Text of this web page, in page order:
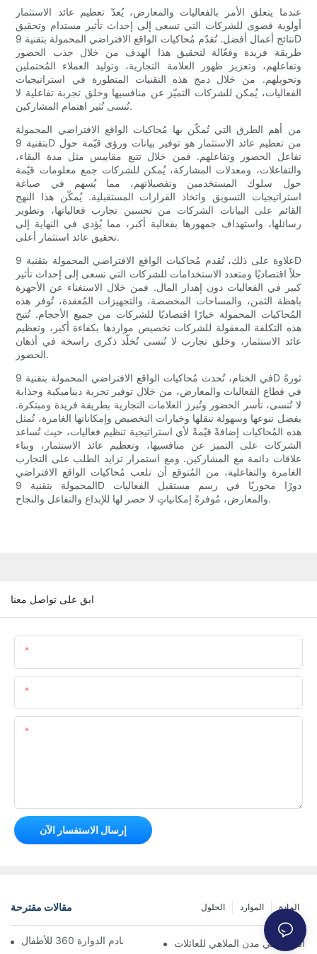
عندما يتعلق الأمر بالفعاليات والمعارض، يُعدّ تعظيم عائد الاستثمار
أولوية قصوى للشركات التي تسعى إلى إحداث تأثير مستدام وتحقيق
نتائج أعمال أفضل. تُقدّم مُحاكيات الواقع الافتراضي المحمولة بتقنية 9D
طريقة فريدة وفعّالة لتحقيق هذا الهدف من خلال جذب الحضور
وتفاعلهم، وتعزيز ظهور العلامة التجارية، وتوليد العملاء المُحتملين
وتحويلهم. من خلال دمج هذه التقنيات المتطورة في استراتيجيات
الفعاليات، يُمكن للشركات التميّز عن منافسيها وخلق تجربة تفاعلية لا
تُنسى تُثير اهتمام المشاركين.
من أهم الطرق التي تُمكّن بها مُحاكيات الواقع الافتراضي المحمولة
بتقنية 9D من تعظيم عائد الاستثمار هو توفير بيانات ورؤى قيّمة حول
تفاعل الحضور وتفاعلهم. فمن خلال تتبع مقاييس مثل مدة البقاء،
والتفاعلات، ومعدلات المشاركة، يُمكن للشركات جمع معلومات قيّمة
حول سلوك المستخدمين وتفضيلاتهم، مما يُسهم في صياغة
استراتيجيات التسويق واتخاذ القرارات المستقبلية. يُمكّن هذا النهج
القائم على البيانات الشركات من تحسين تجارب فعالياتها، وتطوير
رسائلها، واستهداف جمهورها بفعالية أكبر، مما يُؤدي في النهاية إلى
تحقيق عائد استثمار أعلى.
علاوة على ذلك، تُقدم مُحاكيات الواقع الافتراضي المحمولة بتقنية 9D
حلاً اقتصاديًا ومتعدد الاستخدامات للشركات التي تسعى إلى إحداث تأثير
كبير في الفعاليات دون إهدار المال. فمن خلال الاستغناء عن الأجهزة
باهظة الثمن، والمساحات المخصصة، والتجهيزات المُعقدة، تُوفر هذه
المُحاكيات المحمولة خيارًا اقتصاديًا للشركات من جميع الأحجام. تُتيح
هذه التكلفة المعقولة للشركات تخصيص مواردها بكفاءة أكبر، وتعظيم
عائد الاستثمار، وخلق تجارب لا تُنسى تُخلّد ذكرى راسخة في أذهان
الحضور.
في الختام، تُحدث مُحاكيات الواقع الافتراضي المحمولة بتقنية 9D ثورةً
في قطاع الفعاليات والمعارض، من خلال توفير تجربة ديناميكية وجذابة
لا تُنسى، تأسر الحضور وتُبرز العلامات التجارية بطريقة فريدة ومبتكرة.
بفضل تنوعها وسهولة تنقلها وخيارات التخصيص وإمكاناتها الغامرة، تُمثل
هذه المُحاكيات إضافةً قيّمةً لأي استراتيجية تنظيم فعاليات، حيث تُساعد
الشركات على التميز عن منافسيها، وتعظيم عائد الاستثمار، وبناء
علاقات دائمة مع المشاركين. ومع استمرار تزايد الطلب على التجارب
الغامرة والتفاعلية، من المُتوقع أن تلعب مُحاكيات الواقع الافتراضي
المحمولة بتقنية 9D دورًا محوريًا في رسم مستقبل الفعاليات
والمعارض، مُوفرةً إمكانياتٍ لا حصر لها للإبداع والتفاعل والنجاح.
ابق على تواصل معنا
إرسال الاستفسار الآن
مقالات مقترحة المادة الموارد الحلول
الدليل الشامل لسيارات التصادم الدوارة 360 للأطفالالقطار في مدن الملاهي للعائلات